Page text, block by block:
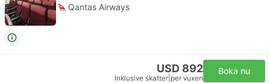
Qantas Airways
USD 892
Inklusive skatter per vuxen
Boka nu